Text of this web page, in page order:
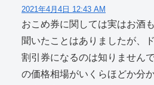
2021年4月4日 12:43 AM
おこめ券に関しては実はお酒
聞いたことはありましたが、
割引券になるのは知りません
の価格相場がいくらほどか分